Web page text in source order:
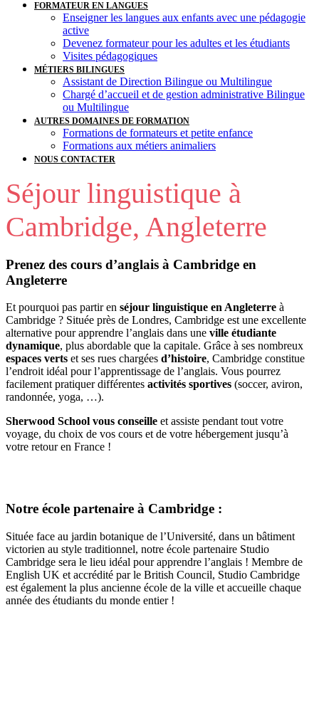
FORMATEUR EN LANGUES
Enseigner les langues aux enfants avec une pédagogie
active
Devenez formateur pour les adultes et les étudiants
Visites pédagogiques
MÉTIERS BILINGUES
Assistant de Direction Bilingue ou Multilingue
Chargé d’accueil et de gestion administrative Bilingue
ou Multilingue
AUTRES DOMAINES DE FORMATION
Formations de formateurs et petite enfance
Formations aux métiers animaliers
NOUS CONTACTER
Séjour linguistique à
Cambridge, Angleterre
Prenez des cours d’anglais à Cambridge en
Angleterre
Et pourquoi pas partir en séjour linguistique en Angleterre à
Cambridge ? Située près de Londres, Cambridge est une excellente
alternative pour apprendre l’anglais dans une ville étudiante
dynamique, plus abordable que la capitale. Grâce à ses nombreux
espaces verts et ses rues chargées d’histoire, Cambridge constitue
l’endroit idéal pour l’apprentissage de l’anglais. Vous pourrez
facilement pratiquer différentes activités sportives (soccer, aviron,
randonnée, yoga, …).
Sherwood School vous conseille et assiste pendant tout votre
voyage, du choix de vos cours et de votre hébergement jusqu’à
votre retour en France !
Notre école partenaire à Cambridge :
Située face au jardin botanique de l’Université, dans un bâtiment
victorien au style traditionnel, notre école partenaire Studio
Cambridge sera le lieu idéal pour apprendre l’anglais ! Membre de
English UK et accrédité par le British Council, Studio Cambridge
est également la plus ancienne école de la ville et accueille chaque
année des étudiants du monde entier !